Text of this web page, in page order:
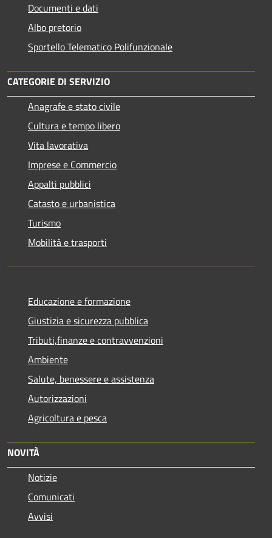
Documenti e dati
Albo pretorio
Sportello Telematico Polifunzionale
CATEGORIE DI SERVIZIO
Anagrafe e stato civile
Cultura e tempo libero
Vita lavorativa
Imprese e Commercio
Appalti pubblici
Catasto e urbanistica
Turismo
Mobilità e trasporti
Educazione e formazione
Giustizia e sicurezza pubblica
Tributi,finanze e contravvenzioni
Ambiente
Salute, benessere e assistenza
Autorizzazioni
Agricoltura e pesca
NOVITÀ
Notizie
Comunicati
Avvisi